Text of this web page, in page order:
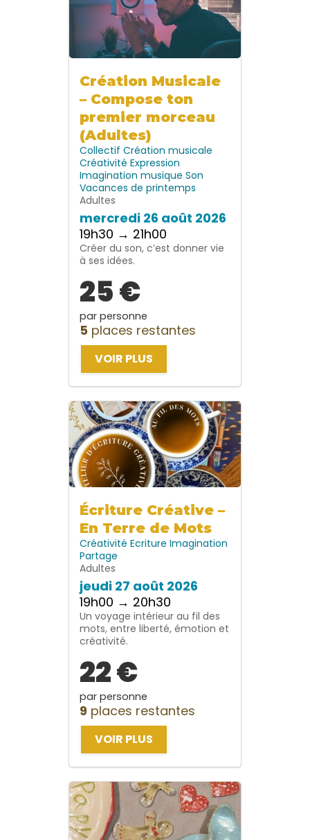
Création Musicale
– Compose ton
premier morceau
(Adultes)
Collectif Création musicale
Créativité Expression
Imagination musique Son
Vacances de printemps
Adultes
mercredi 26 août 2026
19h30 → 21h00
Créer du son, c’est donner vie
à ses idées.
25 €
par personne
5 places restantes
VOIR PLUS
Écriture Créative –
En Terre de Mots
Créativité Ecriture Imagination
Partage
Adultes
jeudi 27 août 2026
19h00 → 20h30
Un voyage intérieur au fil des
mots, entre liberté, émotion et
créativité.
22 €
par personne
9 places restantes
VOIR PLUS